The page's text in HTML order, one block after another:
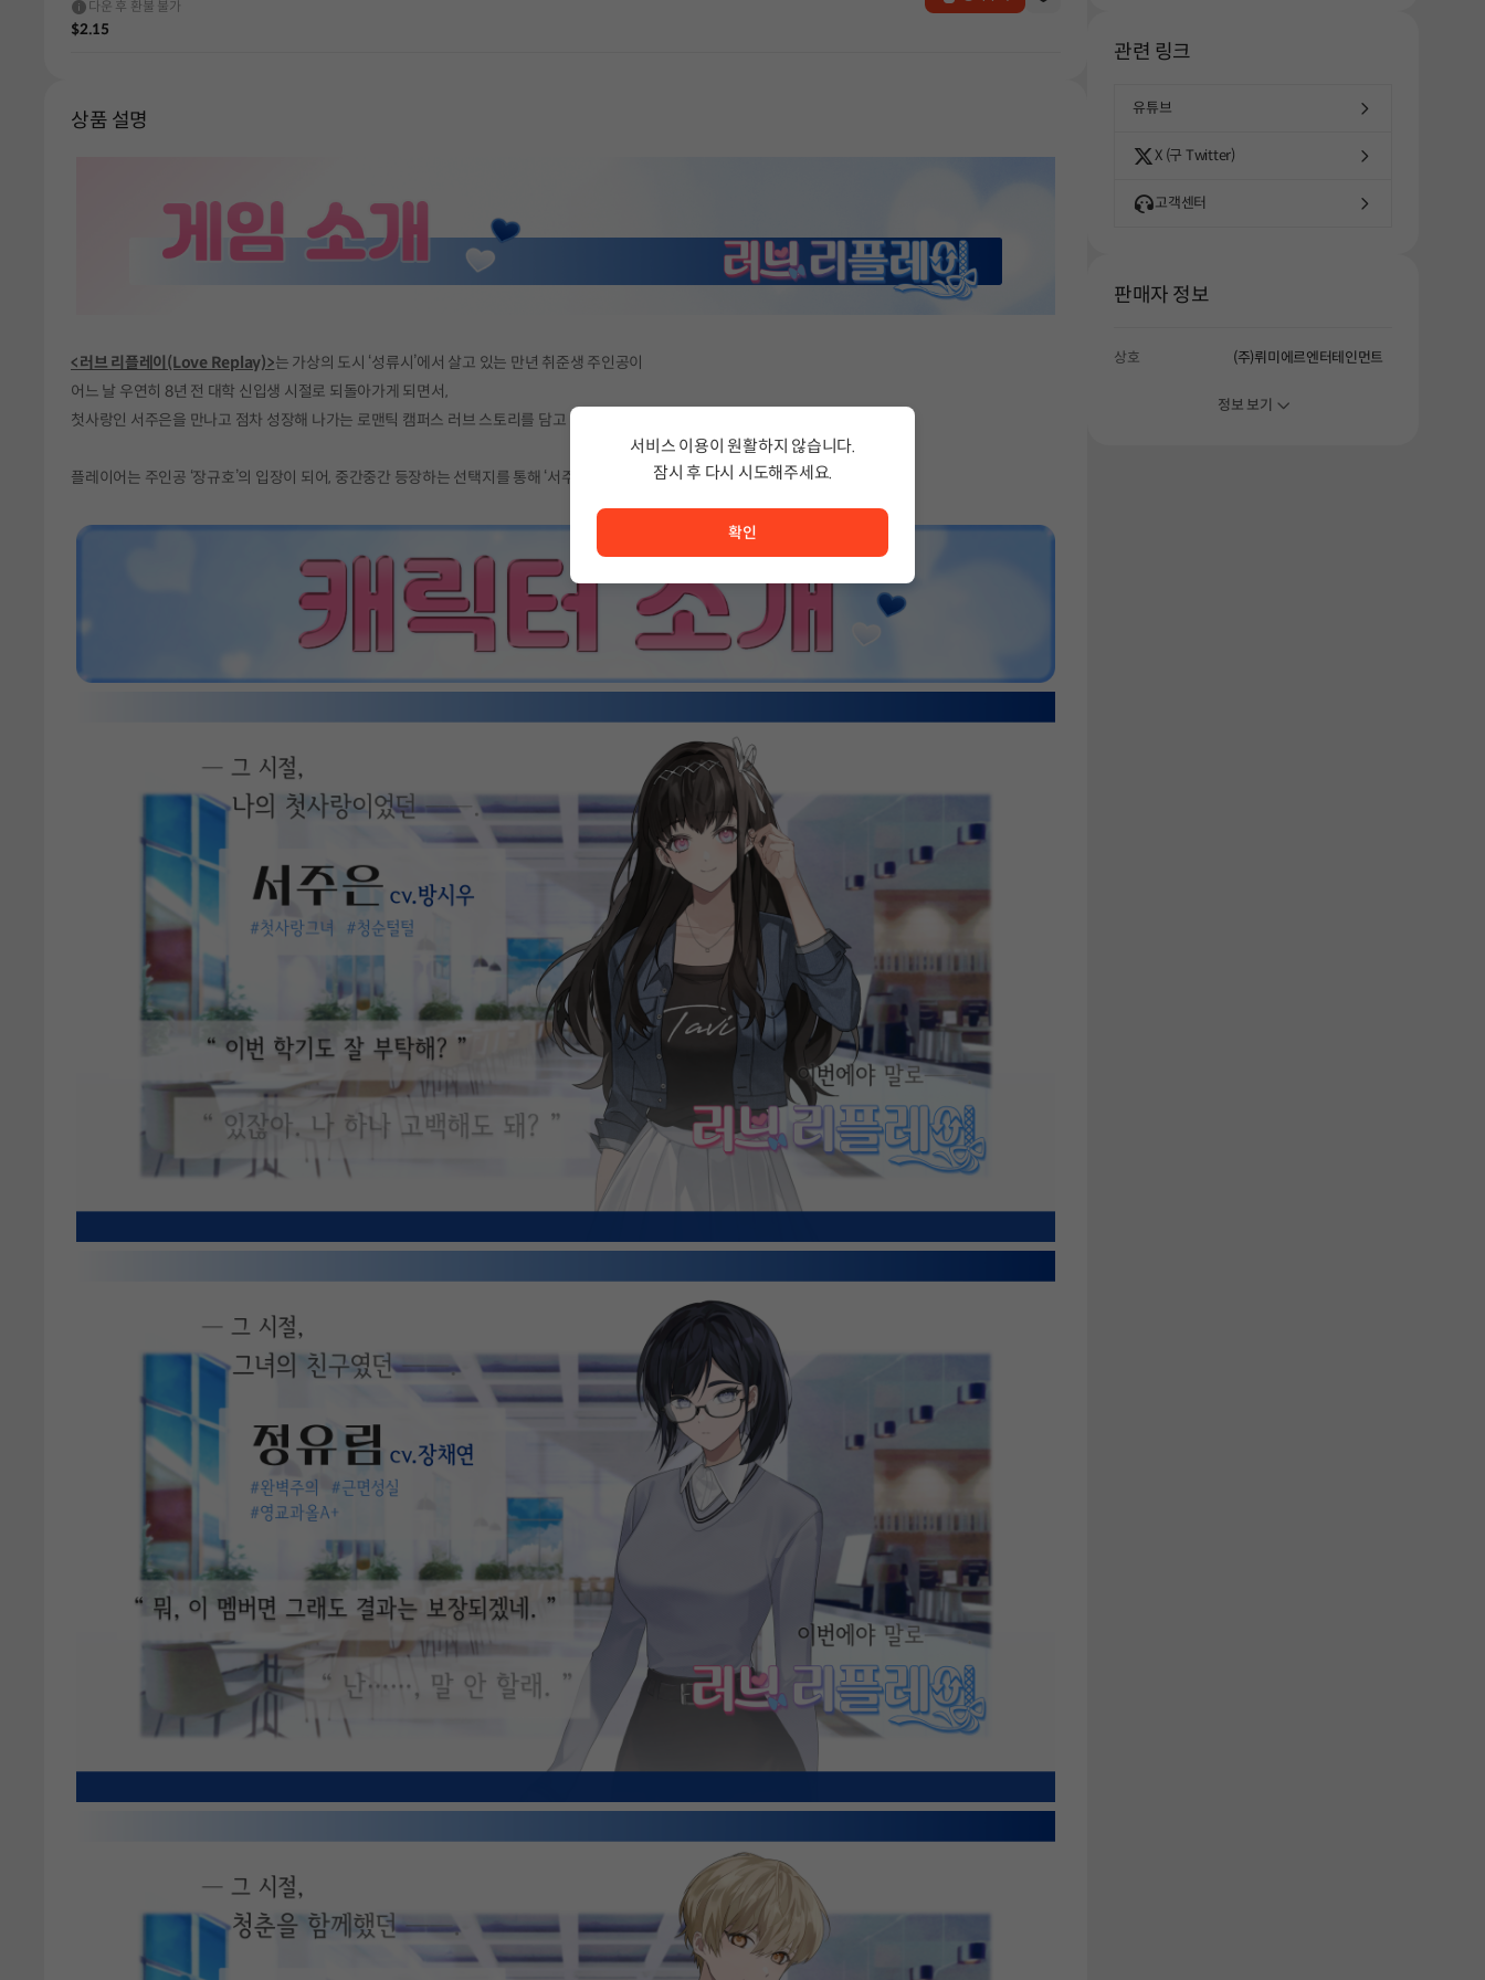
다운 후 환불 불가
$2.15
상품 설명
<러브 리플레이(Love Replay)>는 가상의 도시 ‘성류시’에서 살고 있는 만년 취준생 주인공이
어느 날 우연히 8년 전 대학 신입생 시절로 되돌아가게 되면서,
첫사랑인 서주은을 만나고 점차 성장해 나가는 로맨틱 캠퍼스 러브 스토리를 담고 있습니다.
플레이어는 주인공 ‘장규호’의 입장이 되어, 중간중간 등장하는 선택지를 통해 ‘서주은'을 공략하여 스토리 및 엔딩을 즐길 수 있습니다.
관련 링크
유튜브
X (구 Twitter)
고객센터
판매자 정보
상호 (주)뤼미에르엔터테인먼트
정보 보기
서비스 이용이 원활하지 않습니다.
잠시 후 다시 시도해주세요.
확인